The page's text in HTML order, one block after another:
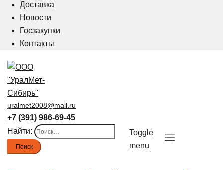
Доставка
Новости
Госзакупки
Контакты
uralmet2008@mail.ru
+7 (391) 986-69-45
Найти:
Toggle
menu